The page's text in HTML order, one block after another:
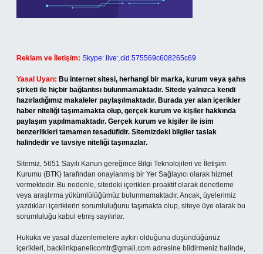
Reklam ve İletişim: Skype: live:.cid.575569c608265c69
Yasal Uyarı: Bu internet sitesi, herhangi bir marka, kurum veya şahıs
şirketi ile hiçbir bağlantısı bulunmamaktadır. Sitede yalnızca kendi
hazırladığımız makaleler paylaşılmaktadır. Burada yer alan içerikler
haber niteliği taşımamakta olup, gerçek kurum ve kişiler hakkında
paylaşım yapılmamaktadır. Gerçek kurum ve kişiler ile isim
benzerlikleri tamamen tesadüfidir. Sitemizdeki bilgiler taslak
halindedir ve tavsiye niteliği taşımazlar.
Sitemiz, 5651 Sayılı Kanun gereğince Bilgi Teknolojileri ve İletişim
Kurumu (BTK) tarafından onaylanmış bir Yer Sağlayıcı olarak hizmet
vermektedir. Bu nedenle, sitedeki içerikleri proaktif olarak denetleme
veya araştırma yükümlülüğümüz bulunmamaktadır. Ancak, üyelerimiz
yazdıkları içeriklerin sorumluluğunu taşımakta olup, siteye üye olarak bu
sorumluluğu kabul etmiş sayılırlar.
Hukuka ve yasal düzenlemelere aykırı olduğunu düşündüğünüz
içerikleri, backlinkpanelicomtr@gmail.com adresine bildirmeniz halinde,